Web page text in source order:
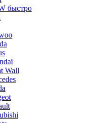
быстро
Wall